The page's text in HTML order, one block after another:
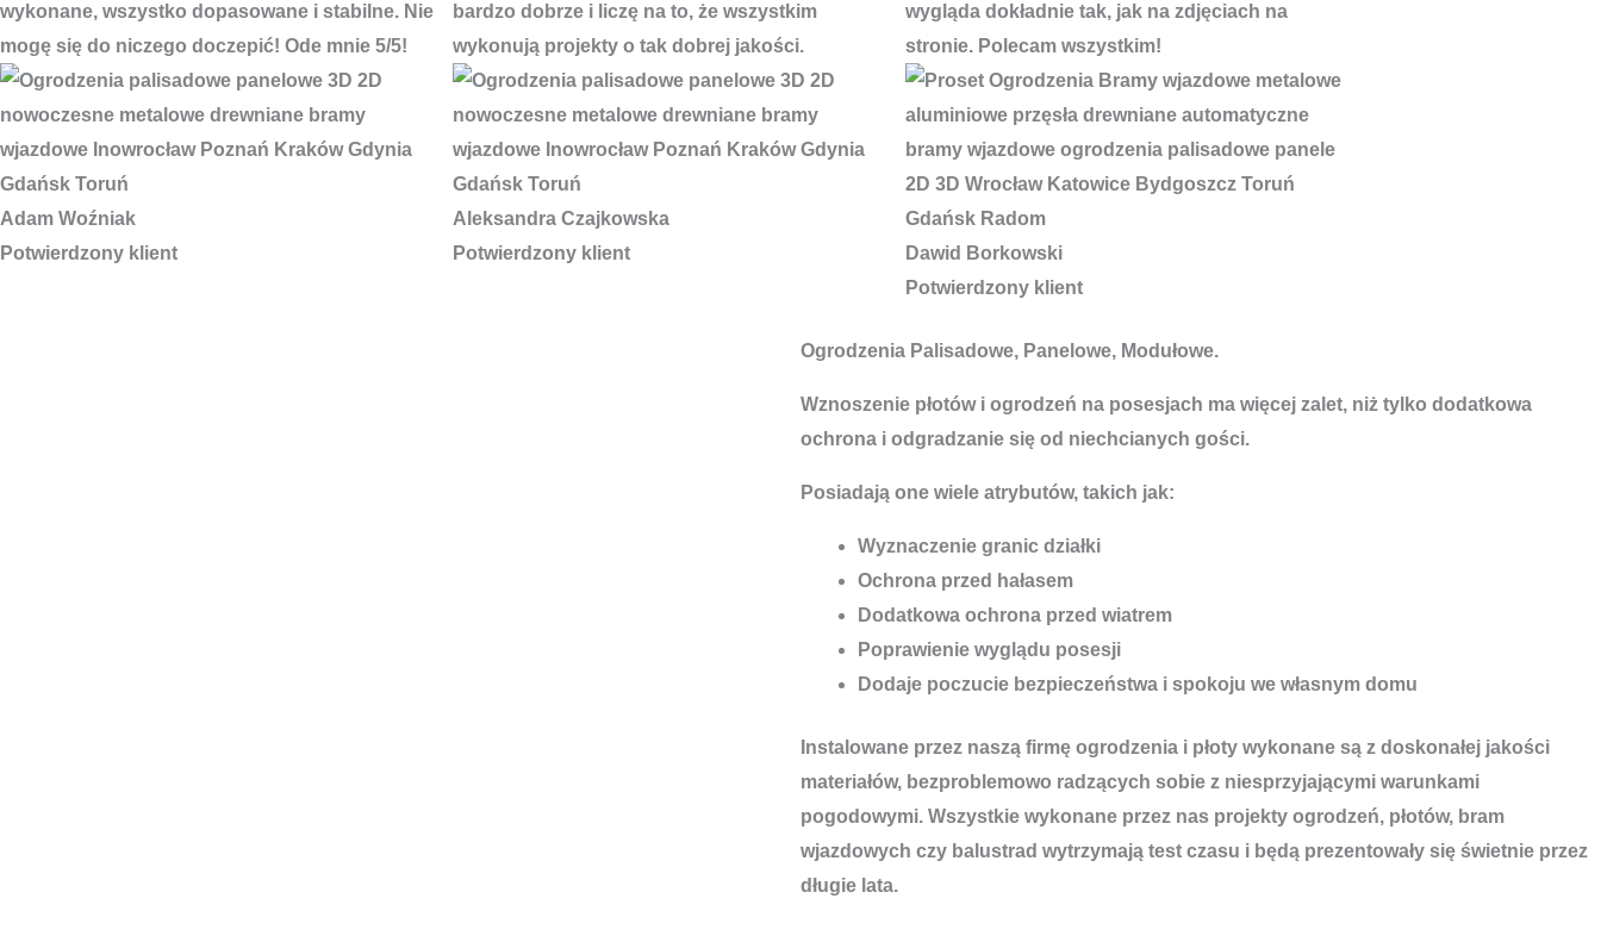
wykonane, wszystko dopasowane i stabilne. Nie
mogę się do niczego doczepić! Ode mnie 5/5!
Adam Woźniak
Potwierdzony klient
bardzo dobrze i liczę na to, że wszystkim
wykonują projekty o tak dobrej jakości.
Aleksandra Czajkowska
Potwierdzony klient
wygląda dokładnie tak, jak na zdjęciach na
stronie. Polecam wszystkim!
Dawid Borkowski
Potwierdzony klient
Ogrodzenia Palisadowe, Panelowe, Modułowe.
Wznoszenie płotów i ogrodzeń na posesjach ma więcej zalet, niż tylko dodatkowa
ochrona i odgradzanie się od niechcianych gości.
Posiadają one wiele atrybutów, takich jak:
Wyznaczenie granic działki
Ochrona przed hałasem
Dodatkowa ochrona przed wiatrem
Poprawienie wyglądu posesji
Dodaje poczucie bezpieczeństwa i spokoju we własnym domu
Instalowane przez naszą firmę ogrodzenia i płoty wykonane są z doskonałej jakości
materiałów, bezproblemowo radzących sobie z niesprzyjającymi warunkami
pogodowymi. Wszystkie wykonane przez nas projekty ogrodzeń, płotów, bram
wjazdowych czy balustrad wytrzymają test czasu i będą prezentowały się świetnie przez
długie lata.